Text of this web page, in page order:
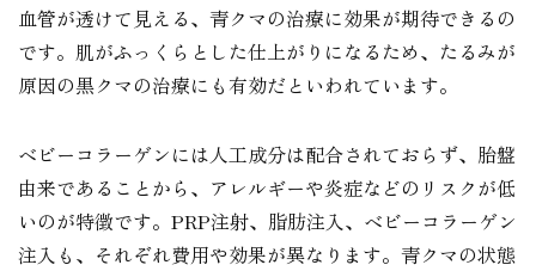
血管が透けて見える、青クマの治療に効果が期待できるの
です。肌がふっくらとした仕上がりになるため、たるみが
原因の黒クマの治療にも有効だといわれています。
ベビーコラーゲンには人工成分は配合されておらず、胎盤
由来であることから、アレルギーや炎症などのリスクが低
いのが特徴です。PRP注射、脂肪注入、ベビーコラーゲン
注入も、それぞれ費用や効果が異なります。青クマの状態